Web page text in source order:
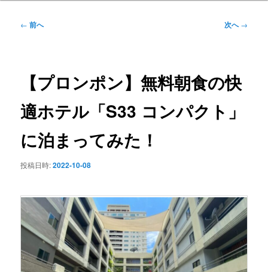
投
ョ
ン
← 前へ 次へ→
【プロンポン】無料朝食の快
適ホテル「S33 コンパクト」
に泊まってみた！
投稿日時:2022-10-08